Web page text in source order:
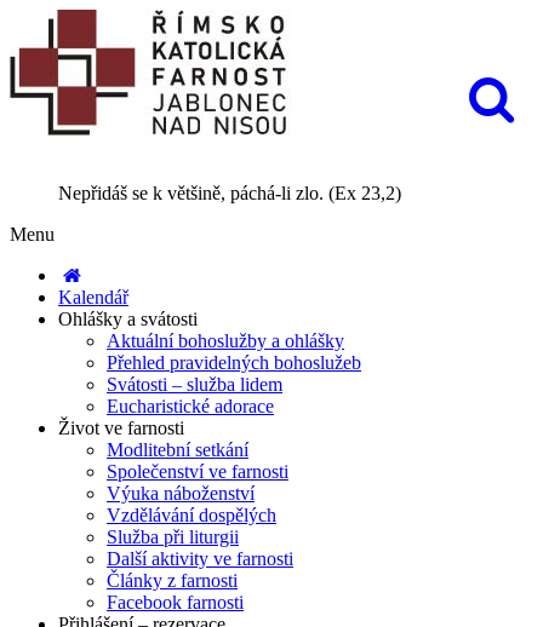
Nepřidáš se k většině, páchá-li zlo. (Ex 23,2)
Menu
Kalendář
Ohlášky a svátosti
Aktuální bohoslužby a ohlášky
Přehled pravidelných bohoslužeb
Svátosti – služba lidem
Eucharistické adorace
Život ve farnosti
Modlitební setkání
Společenství ve farnosti
Výuka náboženství
Vzdělávání dospělých
Služba při liturgii
Další aktivity ve farnosti
Články z farnosti
Facebook farnosti